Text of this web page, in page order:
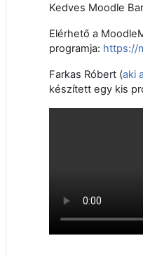
Kedves Moodle
Elérhető a
programja: https://
Farkas Róbert (aki
készített egy kis